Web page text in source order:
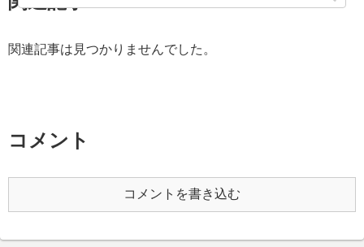
関連記事は見つかりませんでした。
コメント
コメントを書き込む